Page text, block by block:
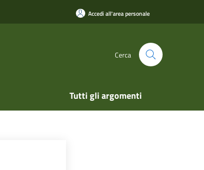
Accedi all'area personale
Cerca
Tutti gli argomenti